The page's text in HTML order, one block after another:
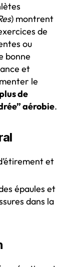
) montrent
de
ou
bonne
et
le
de
aérobie.
et
épaules et
dans la